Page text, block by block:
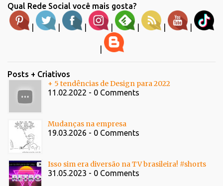
Qual Rede Social você mais gosta?
| | | | | | |
Posts + Criativos
+ 5 tendências de Design para 2022
11.02.2022 - 0 Comments
Mudanças na empresa
19.03.2026 - 0 Comments
Isso sim era diversão na TV brasileira! #shorts
31.05.2023 - 0 Comments